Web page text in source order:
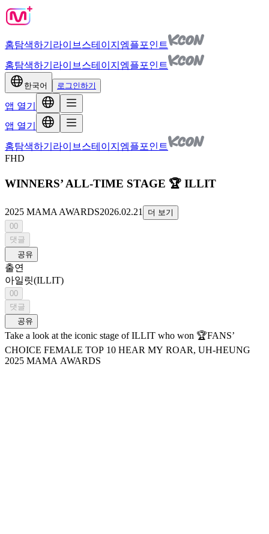
홈탐색하기 라이브 스테이지 엠플포인트
홈탐색하기 라이브 스테이지 엠플포인트
한국어 로그인하기
앱 열기
앱 열기
홈탐색하기 라이브 스테이지 엠플포인트
FHD
WINNERS’ ALL-TIME STAGE 🏆 ILLIT
2025 MAMA AWARDS2026.02.21
더 보기
00
댓글
공유
출연
아일릿(ILLIT)
00
댓글
공유
Take a look at the iconic stage of ILLIT who won 🏆FANS’
CHOICE FEMALE TOP 10 HEAR MY ROAR, UH-HEUNG
2025 MAMA AWARDS